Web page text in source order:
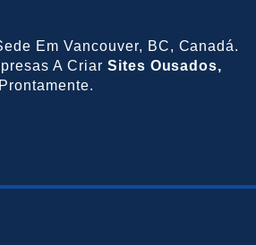
Em Vancouver, BC, Canadá.
A Criar Sites Ousados,